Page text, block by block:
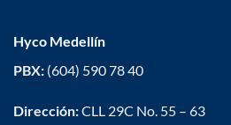
Hyco Medellín
PBX:(604) 590 78 40
Dirección:CLL 29C No. 55 – 63